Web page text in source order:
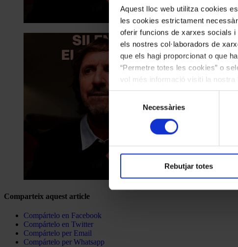
Aquest lloc web utilitza cookies
les cookies estrictament
oferir funcions de xarxes socials
els nostres col·laboradors de
que els hagi proporcionat o que
“Permetre totes les cookies” o
vol més informació visiti la nostra
les cookies en qualsevol moment.
Selecció
consentiment
Necessàries
Rebutjar totes
Comparteix aquest article
Compártelo en Facebook
Compártelo en Twitter
Compártelo per Email
Compártelo per Whatsapp